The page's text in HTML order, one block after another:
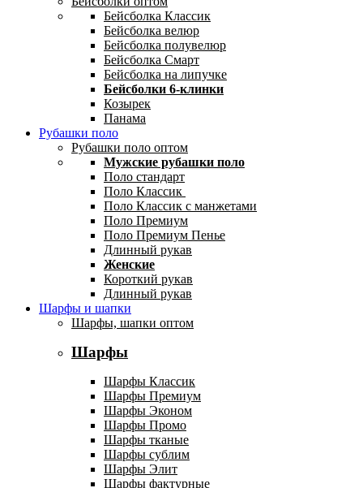
Бейсболка Классик
Бейсболка велюр
Бейсболка полувелюр
Бейсболка Смарт
Бейсболка на липучке
Бейсболки 6-клинки
Козырек
Панама
Рубашки поло
Рубашки поло оптом
Мужские рубашки поло
Поло стандарт
Поло Классик
Поло Классик с манжетами
Поло Премиум
Поло Премиум Пенье
Длинный рукав
Женские
Короткий рукав
Длинный рукав
Шарфы и шапки
Шарфы, шапки оптом
Шарфы
Шарфы Классик
Шарфы Премиум
Шарфы Эконом
Шарфы Промо
Шарфы тканые
Шарфы сублим
Шарфы Элит
Шарфы фактурные